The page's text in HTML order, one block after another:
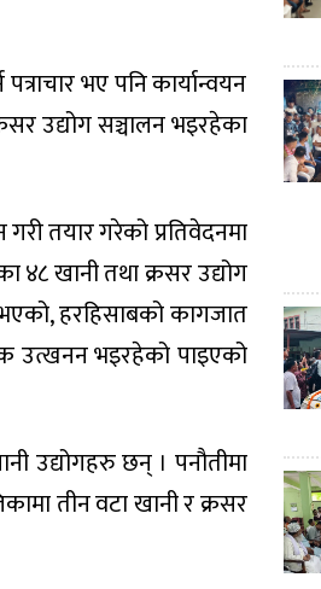
भए पनि कार्यान्वयन
उद्योग सञ्चालन भइरहेका
तयार गरेको प्रतिवेदनमा
खानी तथा क्रसर उद्योग
हरहिसाबको कागजात
उत्खनन भइरहेको पाइएको
उद्योगहरु छन् । पनौतीमा
तीन वटा खानी र क्रसर